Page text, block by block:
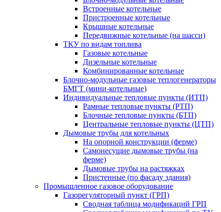
Встроенные котельные
Пристроенные котельные
Крышные котельные
Передвижные котельные (на шасси)
ТКУ по видам топлива
Газовые котельные
Дизельные котельные
Комбинированные котельные
Блочно-модульные газовые теплогенераторы
БМГТ (мини-котельные)
Индивидуальные тепловые пункты (ИТП)
Рамные тепловые пункты (РТП)
Блочные тепловые пункты (БТП)
Центральные тепловые пункты (ЦТП)
Дымовые трубы для котельных
На опорной конструкции (ферме)
Самонесущие дымовые трубы (на
ферме)
Дымовые трубы на растяжках
Пристенные (по фасаду здания)
Промышленное газовое оборудование
Газорегуляторный пункт (ГРП)
Сводная таблица модификаций ГРП